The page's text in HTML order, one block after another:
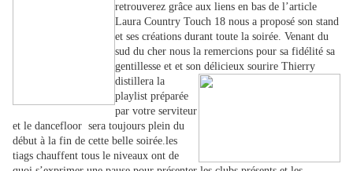
retrouverez grâce aux liens en bas de l’article
Laura Country Touch 18 nous a proposé son stand
et ses créations durant toute la soirée. Venant du
sud du cher nous la remercions pour sa fidélité sa
gentillesse et et son délicieux sourire Thierry
distillera la
playlist préparée
par votre serviteur
et le dancefloor sera toujours plein du
début à la fin de cette belle soirée.les
tiags chauffent tous le niveaux ont de